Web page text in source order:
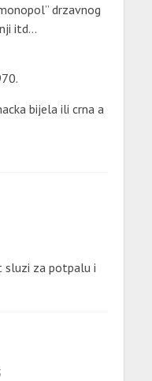
drzavnog
itd…
bijela ili crna a
sluzi za potpalu i